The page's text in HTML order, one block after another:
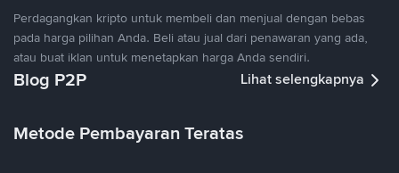
Perdagangkan kripto untuk membeli dan menjual dengan bebas
pada harga pilihan Anda. Beli atau jual dari penawaran yang ada,
atau buat iklan untuk menetapkan harga Anda sendiri.
Blog P2P Lihat selengkapnya
Metode Pembayaran Teratas